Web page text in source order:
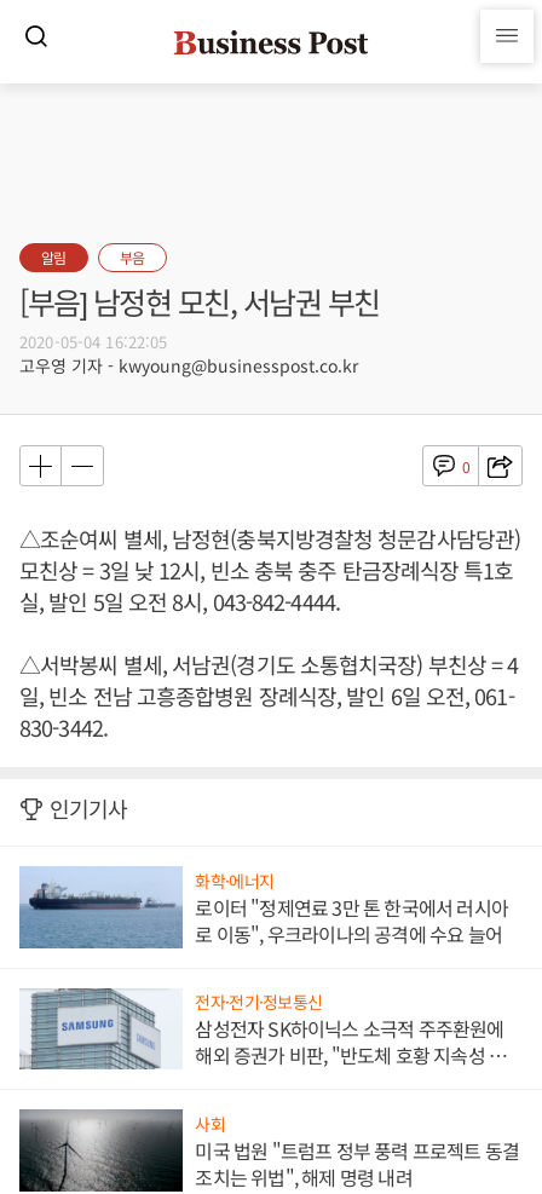
알림 부음
[부음] 남정현 모친, 서남권 부친
2020-05-04 16:22:05
고우영 기자 - kwyoung@businesspost.co.kr
0
△조순여씨 별세, 남정현(충북지방경찰청 청문감사담당관)
모친상 = 3일 낮 12시, 빈소 충북 충주 탄금장례식장 특1호
실, 발인 5일 오전 8시, 043-842-4444.
△서박봉씨 별세, 서남권(경기도 소통협치국장) 부친상 = 4
일, 빈소 전남 고흥종합병원 장례식장, 발인 6일 오전, 061-
830-3442.
인기기사
화학·에너지
로이터 "정제연료 3만 톤 한국에서 러시아
로 이동", 우크라이나의 공격에 수요 늘어
전자·전기·정보통신
삼성전자 SK하이닉스 소극적 주주환원에
해외 증권가 비판, "반도체 호황 지속성 의
사회
미국 법원 "트럼프 정부 풍력 프로젝트 동결
조치는 위법", 해제 명령 내려